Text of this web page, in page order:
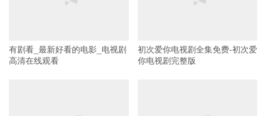
有剧看_最新好看的电影_电视剧
高清在线观看
初次爱你电视剧全集免费-初次爱
你电视剧完整版